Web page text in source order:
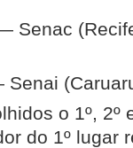
Senac
o 1º, 2º
do 1º lugar